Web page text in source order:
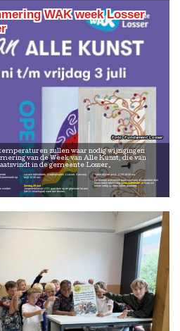
WAK week Losser
van de Week van Alle Kunst, die van
in de gemeente Losser.
op
worden
Locatie bibliotheek, Raadhuisplein 1 Losser. Aanvang
blijft 14.30 uur.
Zondag 28 juni
Jongerenfestival LOS! gaat door op de geplande locatie
(MAN Nilantspad) maar dan binnen.
Tijden blijven gelijk 12.00-16.00 uur.
—
De overige activiteiten gaan voorlopig onveranderd door
maar check regelmatigwww.waklosser.nlwaar we
indien nodig updates zullen plaatsen.
Fundament Losser